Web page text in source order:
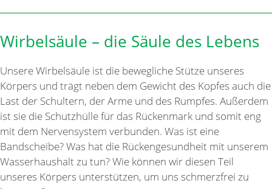
Wirbelsäule – die Säule des Lebens
Unsere Wirbelsäule ist die bewegliche Stütze unseres
Körpers und trägt neben dem Gewicht des Kopfes auch die
Last der Schultern, der Arme und des Rumpfes. Außerdem
ist sie die Schutzhülle für das Rückenmark und somit eng
mit dem Nervensystem verbunden. Was ist eine
Bandscheibe? Was hat die Rückengesundheit mit unserem
Wasserhaushalt zu tun? Wie können wir diesen Teil
unseres Körpers unterstützen, um uns schmerzfrei zu